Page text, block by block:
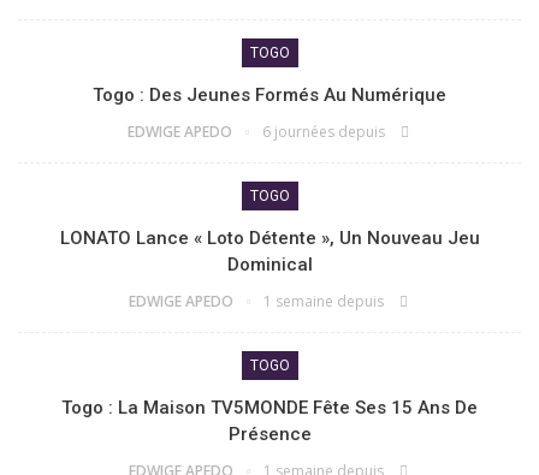
TOGO
Togo : Des Jeunes Formés Au Numérique
EDWIGE APEDO 6 journées depuis
TOGO
LONATO Lance « Loto Détente », Un Nouveau Jeu
Dominical
EDWIGE APEDO 1 semaine depuis
TOGO
Togo : La Maison TV5MONDE Fête Ses 15 Ans De
Présence
EDWIGE APEDO 1 semaine depuis